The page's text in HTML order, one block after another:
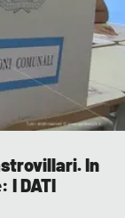
In
I DATI